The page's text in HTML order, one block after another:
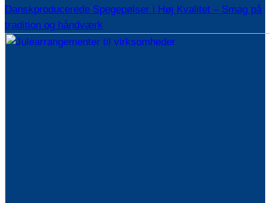
Danskproducerede Spegepølser i Høj Kvalitet – Smag på
tradition og håndværk